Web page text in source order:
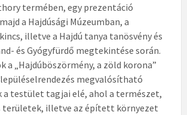
termében, egy prezentáció
a Hajdúsági Múzeumban, a
illetve a Hajdú tanya tanösvény és
és Gyógyfürdő megtekintése során.
a „Hajdúböszörmény, a zöld korona”
megvalósítható
testület tagjai elé, ahol a természet,
területek, illetve az épített környezet